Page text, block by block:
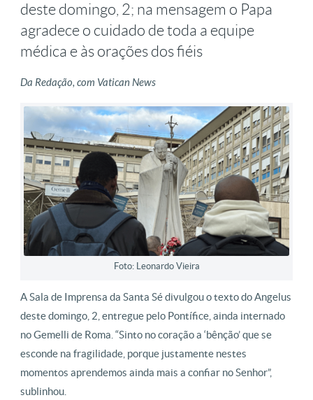
deste domingo, 2; na mensagem o Papa
agradece o cuidado de toda a equipe
médica e às orações dos fiéis
Da Redação, com Vatican News
Foto: Leonardo Vieira
A Sala de Imprensa da Santa Sé divulgou o texto do Angelus
deste domingo, 2, entregue pelo Pontífice, ainda internado
no Gemelli de Roma. “Sinto no coração a ‘bênção’ que se
esconde na fragilidade, porque justamente nestes
momentos aprendemos ainda mais a confiar no Senhor”,
sublinhou.